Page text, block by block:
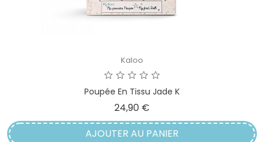
Kaloo
Poupée En Tissu Jade K
24,90 €
AJOUTER AU PANIER